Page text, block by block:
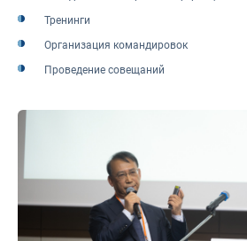
Тренинги
Организация командировок
Проведение совещаний